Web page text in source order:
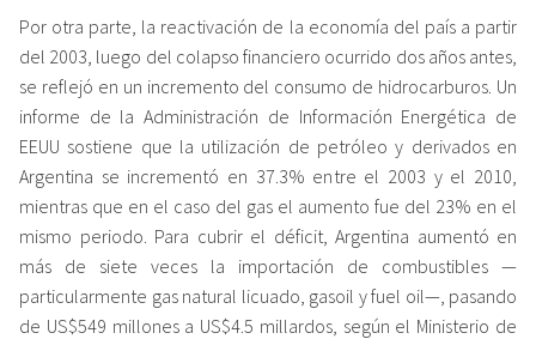
Por otra parte, la reactivación de la economía del país a partir
del 2003, luego del colapso financiero ocurrido dos años antes,
se reflejó en un incremento del consumo de hidrocarburos. Un
informe de la Administración de Información Energética de
EEUU sostiene que la utilización de petróleo y derivados en
Argentina se incrementó en 37.3% entre el 2003 y el 2010,
mientras que en el caso del gas el aumento fue del 23% en el
mismo periodo. Para cubrir el déficit, Argentina aumentó en
más de siete veces la importación de combustibles —
particularmente gas natural licuado, gasoil y fuel oil—, pasando
de US$549 millones a US$4.5 millardos, según el Ministerio de